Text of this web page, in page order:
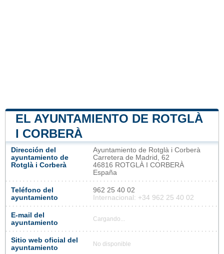
EL AYUNTAMIENTO DE ROTGLÀ
I CORBERÀ
Dirección del
ayuntamiento de
Rotglà i Corberà
Ayuntamiento de Rotglà i Corberà
Carretera de Madrid, 62
46816 ROTGLÀ I CORBERÀ
España
Teléfono del
ayuntamiento
962 25 40 02
Internacional: +34 962 25 40 02
E-mail del
ayuntamiento
Cargando...
Sitio web oficial del
ayuntamiento
No disponible